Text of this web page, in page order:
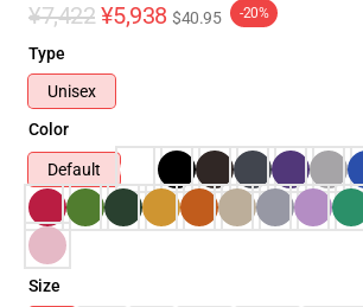
¥7,422 ¥5,938 $40.95 -20%
Type
Unisex
Color
Default
Size